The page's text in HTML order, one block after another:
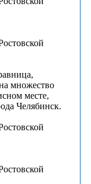
множество
месте,
Челябинск.